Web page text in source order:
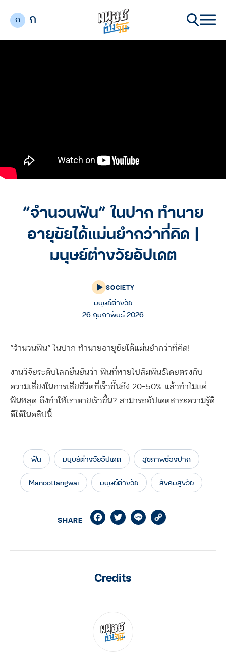
ก ก
“จำนวนฟัน” ในปาก ทำนาย
อายุขัยได้แม่นยำกว่าที่คิด |
มนุษย์ต่างวัยอัปเดต
SOCIETY
มนุษย์ต่างวัย
26 กุมภาพันธ์ 2026
“จำนวนฟัน” ในปาก ทำนายอายุขัยได้แม่นยำกว่าที่คิด!
งานวิจัยระดับโลกยืนยันว่า ฟันที่หายไปสัมพันธ์โดยตรงกับ
ความเสี่ยงในการเสียชีวิตที่เร็วขึ้นถึง 20-50% แล้วทำไมแค่
ฟันหลุด ถึงทำให้เราตายเร็วขึ้น? สามารถอัปเดตสาระความรู้ดี
ดีได้ในคลิปนี้
ฟัน มนุษย์ต่างวัยอัปเดต สุขภาพช่องปาก
Manoottangwai มนุษย์ต่างวัย สังคมสูงวัย
SHARE FacebookTwitterLine
Credits